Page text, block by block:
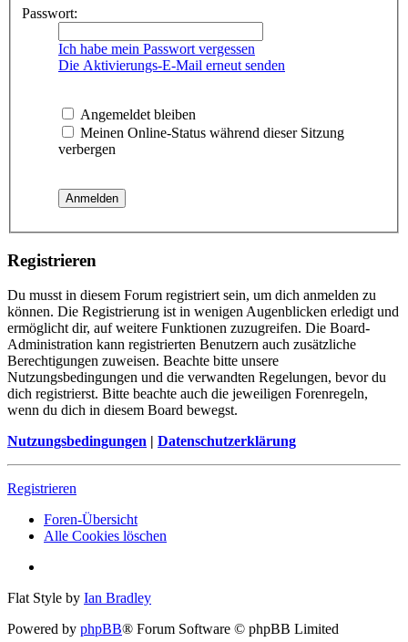
Passwort:
Ich habe mein Passwort vergessen
Die Aktivierungs-E-Mail erneut senden
Angemeldet bleiben
Meinen Online-Status während dieser Sitzung
verbergen
Registrieren
Du musst in diesem Forum registriert sein, um dich anmelden zu
können. Die Registrierung ist in wenigen Augenblicken erledigt und
ermöglicht dir, auf weitere Funktionen zuzugreifen. Die Board-
Administration kann registrierten Benutzern auch zusätzliche
Berechtigungen zuweisen. Beachte bitte unsere
Nutzungsbedingungen und die verwandten Regelungen, bevor du
dich registrierst. Bitte beachte auch die jeweiligen Forenregeln,
wenn du dich in diesem Board bewegst.
Nutzungsbedingungen | Datenschutzerklärung
Registrieren
Foren-Übersicht
Alle Cookies löschen
Flat Style by Ian Bradley
Powered by phpBB® Forum Software © phpBB Limited